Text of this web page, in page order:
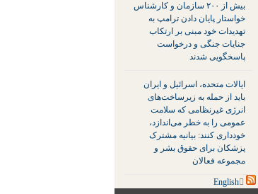
بیش از ۲۰۰ سازمان و کارشناس
خواستار پایان دادن ترامپ به
تهدیدات خود مبنی بر ارتکاب
جنایات جنگی و درخواست
پاسخگویی شدند
ایالات متحده، اسرائیل و ایران
باید از حمله به زیرساخت‌های
انرژی غیرنظامی که سلامت
عمومی را به خطر می‌اندازد،
خودداری کنند: بیانیه مشترک
پزشکان برای حقوق بشر و
مجموعه فعالان